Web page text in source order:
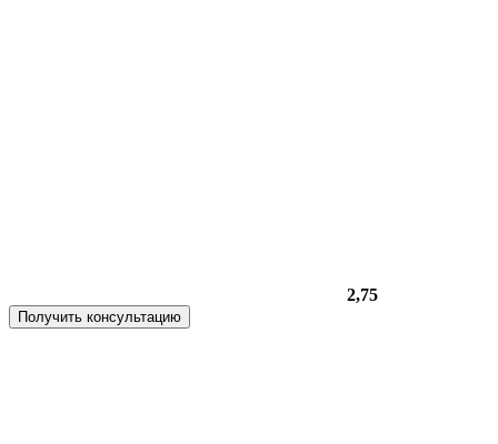
2,75
Получить консультацию